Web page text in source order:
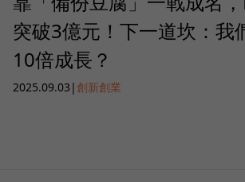
突破3億元！下一道坎：我
10倍成長？
2025.09.03 |創新創業